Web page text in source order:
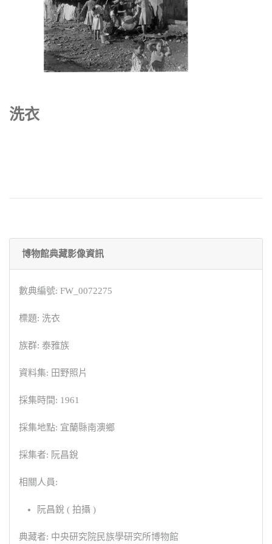
洗衣
博物館典藏影像資訊
數典編號: FW_0072275
標題: 洗衣
族群: 泰雅族
資料集: 田野照片
採集時間: 1961
採集地點: 宜蘭縣南澳鄉
採集者: 阮昌銳
相關人員:
阮昌銳 ( 拍攝 )
典藏者: 中央研究院民族學研究所博物館